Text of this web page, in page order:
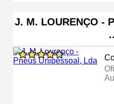
J. M. LOURENÇO -